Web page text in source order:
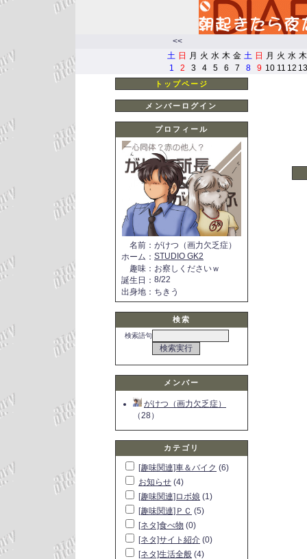
<<
土 日 月 火 水 木 金 土 日 月 火 水 木
1
2 3 4 5 6 7 8 9 10 11 12 13
トップページ
メンバーログイン
プロフィール
名前 ： がけつ（画力欠乏症）
ホーム ： STUDIO GK2
趣味 ： お察しくださいｗ
誕生日 ： 8/22
出身地 ： ちきう
検索
検索語句
メンバー
がけつ（画力欠乏症）
（28）
カテゴリ
[趣味関連]車＆バイク (6)
お知らせ (4)
[趣味関連]ロボ娘 (1)
[趣味関連]ＰＣ (5)
[ネタ]食べ物 (0)
[ネタ]サイト紹介 (0)
[ネタ]生活全般 (4)